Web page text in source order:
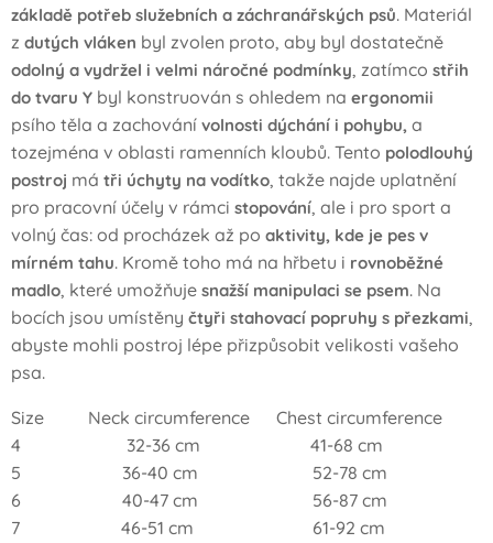
základě potřeb služebních a záchranářských psů. Materiál
z dutých vláken byl zvolen proto, aby byl dostatečně
odolný a vydržel i velmi náročné podmínky, zatímco střih
do tvaru Y byl konstruován s ohledem na ergonomii
psího těla a zachování volnosti dýchání i pohybu, a
tozejména v oblasti ramenních kloubů. Tento polodlouhý
postroj má tři úchyty na vodítko, takže najde uplatnění
pro pracovní účely v rámci stopování, ale i pro sport a
volný čas: od procházek až po aktivity, kde je pes v
mírném tahu. Kromě toho má na hřbetu i rovnoběžné
madlo, které umožňuje snažší manipulaci se psem. Na
bocích jsou umístěny čtyři stahovací popruhy s přezkami,
abyste mohli postroj lépe přizpůsobit velikosti vašeho
psa.
Size Neck circumference Chest circumference
4 32-36 cm 41-68 cm
5 36-40 cm 52-78 cm
6 40-47 cm 56-87 cm
7 46-51 cm 61-92 cm